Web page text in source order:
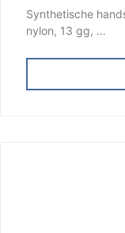
Synthetische
nylon, 13 gg, …